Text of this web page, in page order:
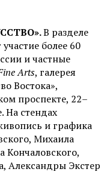
В разделе
более 60
и частные
Arts, галерея
Востока»,
проспекте, 22–
На стендах
и графика
Михаила
Кончаловского,
Александры Экстер